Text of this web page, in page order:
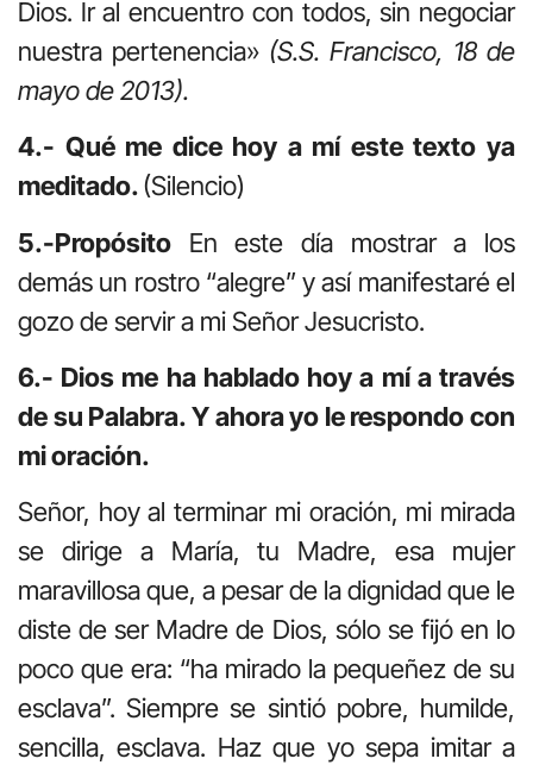
Dios. Ir al encuentro con todos, sin negociar
nuestra pertenencia» (S.S. Francisco, 18 de
mayo de 2013).
4.- Qué me dice hoy a mí este texto ya
meditado.(Silencio)
5.-Propósito En este día mostrar a los
demás un rostro “alegre” y así manifestaré el
gozo de servir a mi Señor Jesucristo.
6.- Dios me ha hablado hoy a mí a través
de su Palabra. Y ahora yo le respondo con
mi oración.
Señor, hoy al terminar mi oración, mi mirada
se dirige a María, tu Madre, esa mujer
maravillosa que, a pesar de la dignidad que le
diste de ser Madre de Dios, sólo se fijó en lo
poco que era: “ha mirado la pequeñez de su
esclava”. Siempre se sintió pobre, humilde,
sencilla, esclava. Haz que yo sepa imitar a